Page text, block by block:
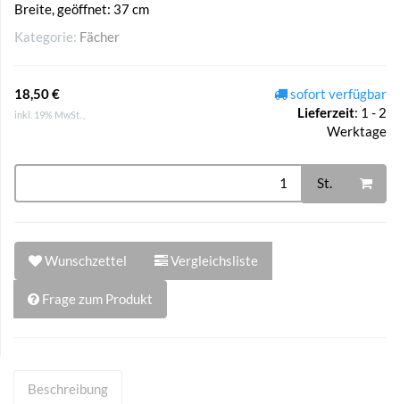
Breite, geöffnet: 37 cm
Kategorie: Fächer
18,50 €
inkl. 19% MwSt. ,
sofort verfügbar
Lieferzeit: 1 - 2
Werktage
St.
Wunschzettel Vergleichsliste
Frage zum Produkt
Beschreibung